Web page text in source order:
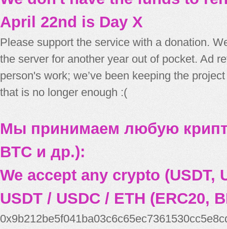
April 22nd is Day X
Please support the service with a donation.
the server for another year out of pocket. Ad
person's work; we’ve been keeping the
that is no longer enough :(
Мы принимаем любую
BTC и др.):
We accept any crypto (USDT,
USDT / USDC / ETH (ERC20,